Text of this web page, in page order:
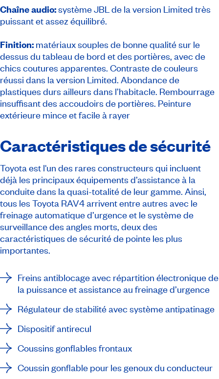
Chaîne audio:système JBL de la version Limited très
puissant et assez équilibré.
Finition: matériaux souples de bonne qualité sur le
dessus du tableau de bord et des portières, avec de
chics coutures apparentes. Contraste de couleurs
réussi dans la version Limited. Abondance de
plastiques durs ailleurs dans l’habitacle. Rembourrage
insuffisant des accoudoirs de portières. Peinture
extérieure mince et facile à rayer
Caractéristiques de sécurité
Toyota est l'un des rares constructeurs qui incluent
déjà les principaux équipements d’assistance à la
conduite dans la quasi-totalité de leur gamme. Ainsi,
tous les Toyota RAV4 arrivent entre autres avec le
freinage automatique d’urgence et le système de
surveillance des angles morts, deux des
caractéristiques de sécurité de pointe les plus
importantes.
Freins antiblocage avec répartition électronique de
la puissance et assistance au freinage d’urgence
Régulateur de stabilité avec système antipatinage
Dispositif antirecul
Coussins gonflables frontaux
Coussin gonflable pour les genoux du conducteur